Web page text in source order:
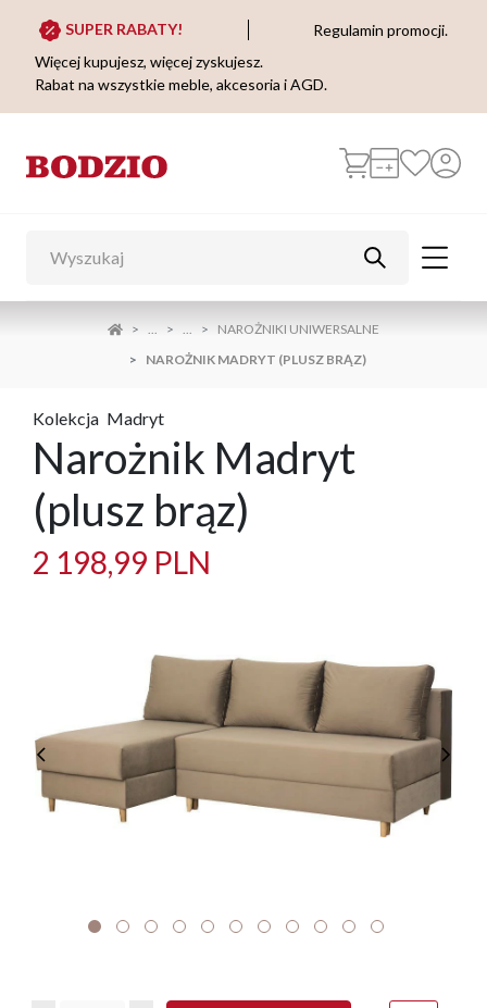
SUPER RABATY!
Regulamin promocji.
Więcej kupujesz, więcej zyskujesz.
Rabat na wszystkie meble, akcesoria i AGD.
... ...
NAROŻNIKI UNIWERSALNE
NAROŻNIK MADRYT (PLUSZ BRĄZ)
Kolekcja Madryt
Narożnik Madryt
(plusz brąz)
2 198,99 PLN